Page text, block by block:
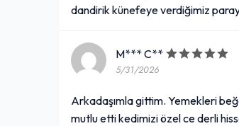
dandirik künefeye verdiğimiz
M*** C**
5/31/2026
Arkadaşımla gittim. Yemekleri
mutlu etti kedimizi özel ce derli